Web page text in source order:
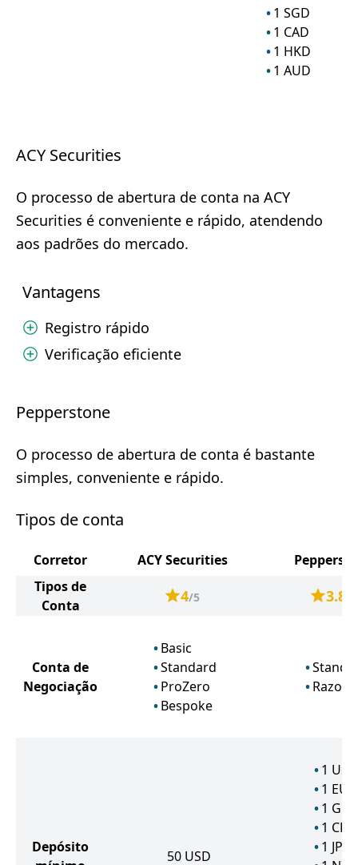
1 SGD
1 CAD
1 HKD
1 AUD
ACY Securities
O processo de abertura de conta na ACY
Securities é conveniente e rápido, atendendo
aos padrões do mercado.
Vantagens
Registro rápido
Verificação eficiente
Pepperstone
O processo de abertura de conta é bastante
simples, conveniente e rápido.
Tipos de conta
Corretor ACY Securities
Tipos de
Conta
4/5 3.8
Conta de
Negociação
Basic
Standard
ProZero
Bespoke
Razor
Depósito
50 USD
1 USD
1 EUR
1 GBP
1 CHF
1 JPY